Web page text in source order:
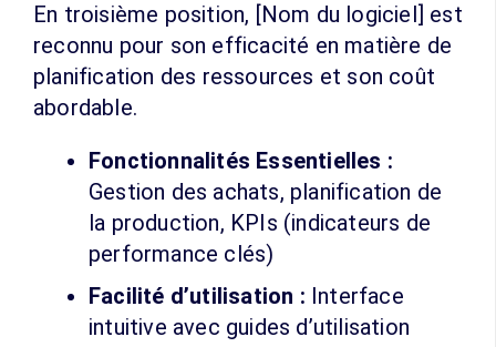
En troisième position, [Nom du logiciel] est
reconnu pour son efficacité en matière de
planification des ressources et son coût
abordable.
Fonctionnalités Essentielles :
Gestion des achats, planification de
la production, KPIs (indicateurs de
performance clés)
Facilité d’utilisation : Interface
intuitive avec guides d’utilisation